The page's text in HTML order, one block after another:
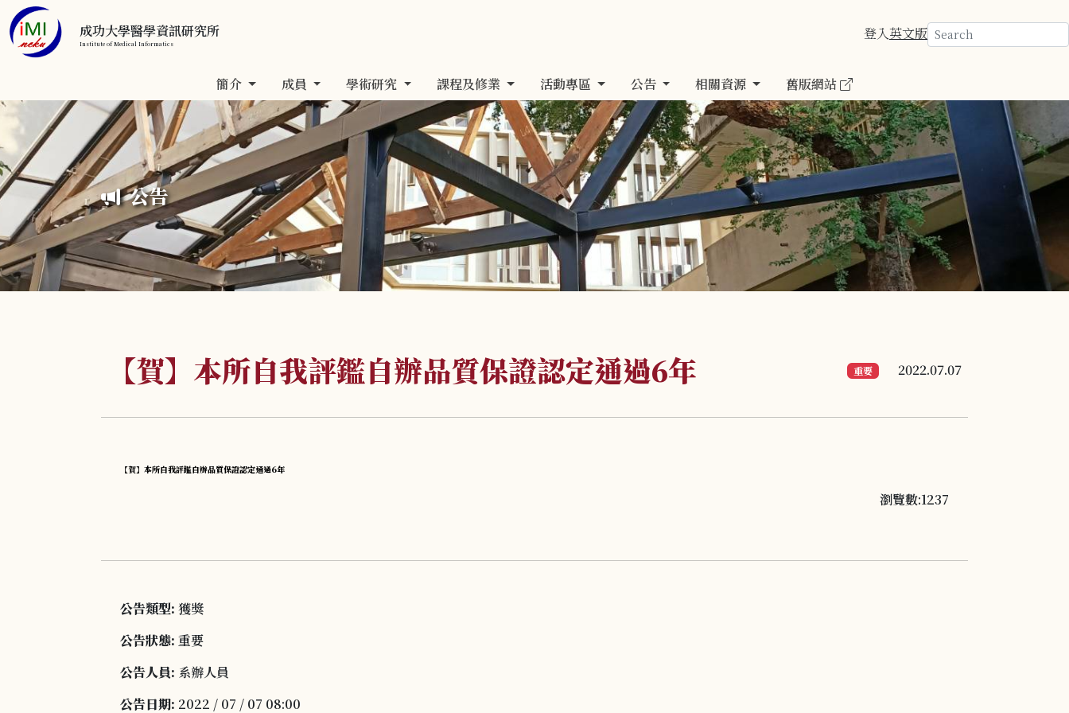
成功大學醫學資訊研究所
Institute of Medical Informatics
登入英文版
簡介 成員 學術研究 課程及修業 活動專區 公告 相關資源 舊版網站
公告
【賀】本所自我評鑑自辦品質保證認定通過6年 重要 2022.07.07
【賀】本所自我評鑑自辦品質保證認定通過6年
瀏覽數:1237
公告類型: 獲獎
公告狀態: 重要
公告人員: 系辦人員
公告日期: 2022 / 07 / 07 08:00